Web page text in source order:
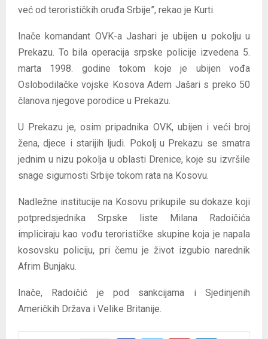
već od terorističkih oruđa Srbije”, rekao je Kurti.
Inače komandant OVK-a Jashari je ubijen u pokolju u
Prekazu. To bila operacija srpske policije izvedena 5.
marta 1998. godine tokom koje je ubijen vođa
Oslobodilačke vojske Kosova Adem Jašari s preko 50
članova njegove porodice u Prekazu.
U Prekazu je, osim pripadnika OVK, ubijen i veći broj
žena, djece i starijih ljudi. Pokolj u Prekazu se smatra
jednim u nizu pokolja u oblasti Drenice, koje su izvršile
snage sigurnosti Srbije tokom rata na Kosovu.
Nadležne institucije na Kosovu prikupile su dokaze koji
potpredsjednika Srpske liste Milana Radoičića
impliciraju kao vođu terorističke skupine koja je napala
kosovsku policiju, pri čemu je život izgubio narednik
Afrim Bunjaku.
Inače, Radoičić je pod sankcijama i Sjedinjenih
Američkih Država i Velike Britanije.